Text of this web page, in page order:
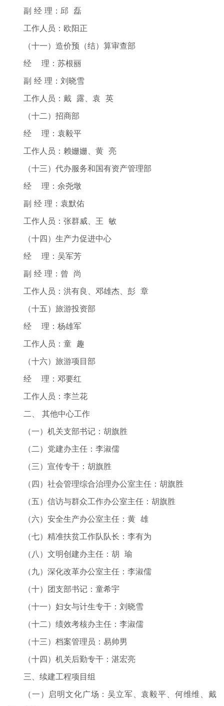
副 经 理：邱 磊
工作人员：欧阳正
（十一）造价预（结）算审查部
经 理：苏根丽
副 经 理：刘晓雪
工作人员：戴 露、袁 英
（十二）招商部
经 理：袁毅平
工作人员：赖姗姗、黄 亮
（十三）代办服务和国有资产管理部
经 理：余尧墩
副 经 理：袁默佑
工作人员：张群威、王 敏
（十四）生产力促进中心
经 理：吴军芳
副 经 理：曾 尚
工作人员：洪有良、邓雄杰、彭 章
（十五）旅游投资部
经 理：杨雄军
工作人员：童 趣
（十六）旅游项目部
经 理：邓要红
工作人员：李兰花
二、 其他中心工作
（一）机关支部书记：胡旗胜
（二）党建办主任：李淑儒
（三）宣传专干：胡旗胜
（四）社会管理综合治理办公室主任：胡旗胜
（五）信访与群众工作办公室主任：胡旗胜
（六）安全生产办公室主任：黄 雄
（七）精准扶贫工作队队长：李有为
（八）文明创建办主任：胡 瑜
（九）深化改革办公室主任：李淑儒
（十）团支部书记：童希宇
（十一）妇女与计生专干：刘晓雪
（十二）绩效考核办主任：李淑儒
（十三）档案管理员：易帅男
（十四）机关后勤专干：湛宏亮
三、续建工程项目组
（一）启明文化广场：吴立军、袁毅平、何维维、戴